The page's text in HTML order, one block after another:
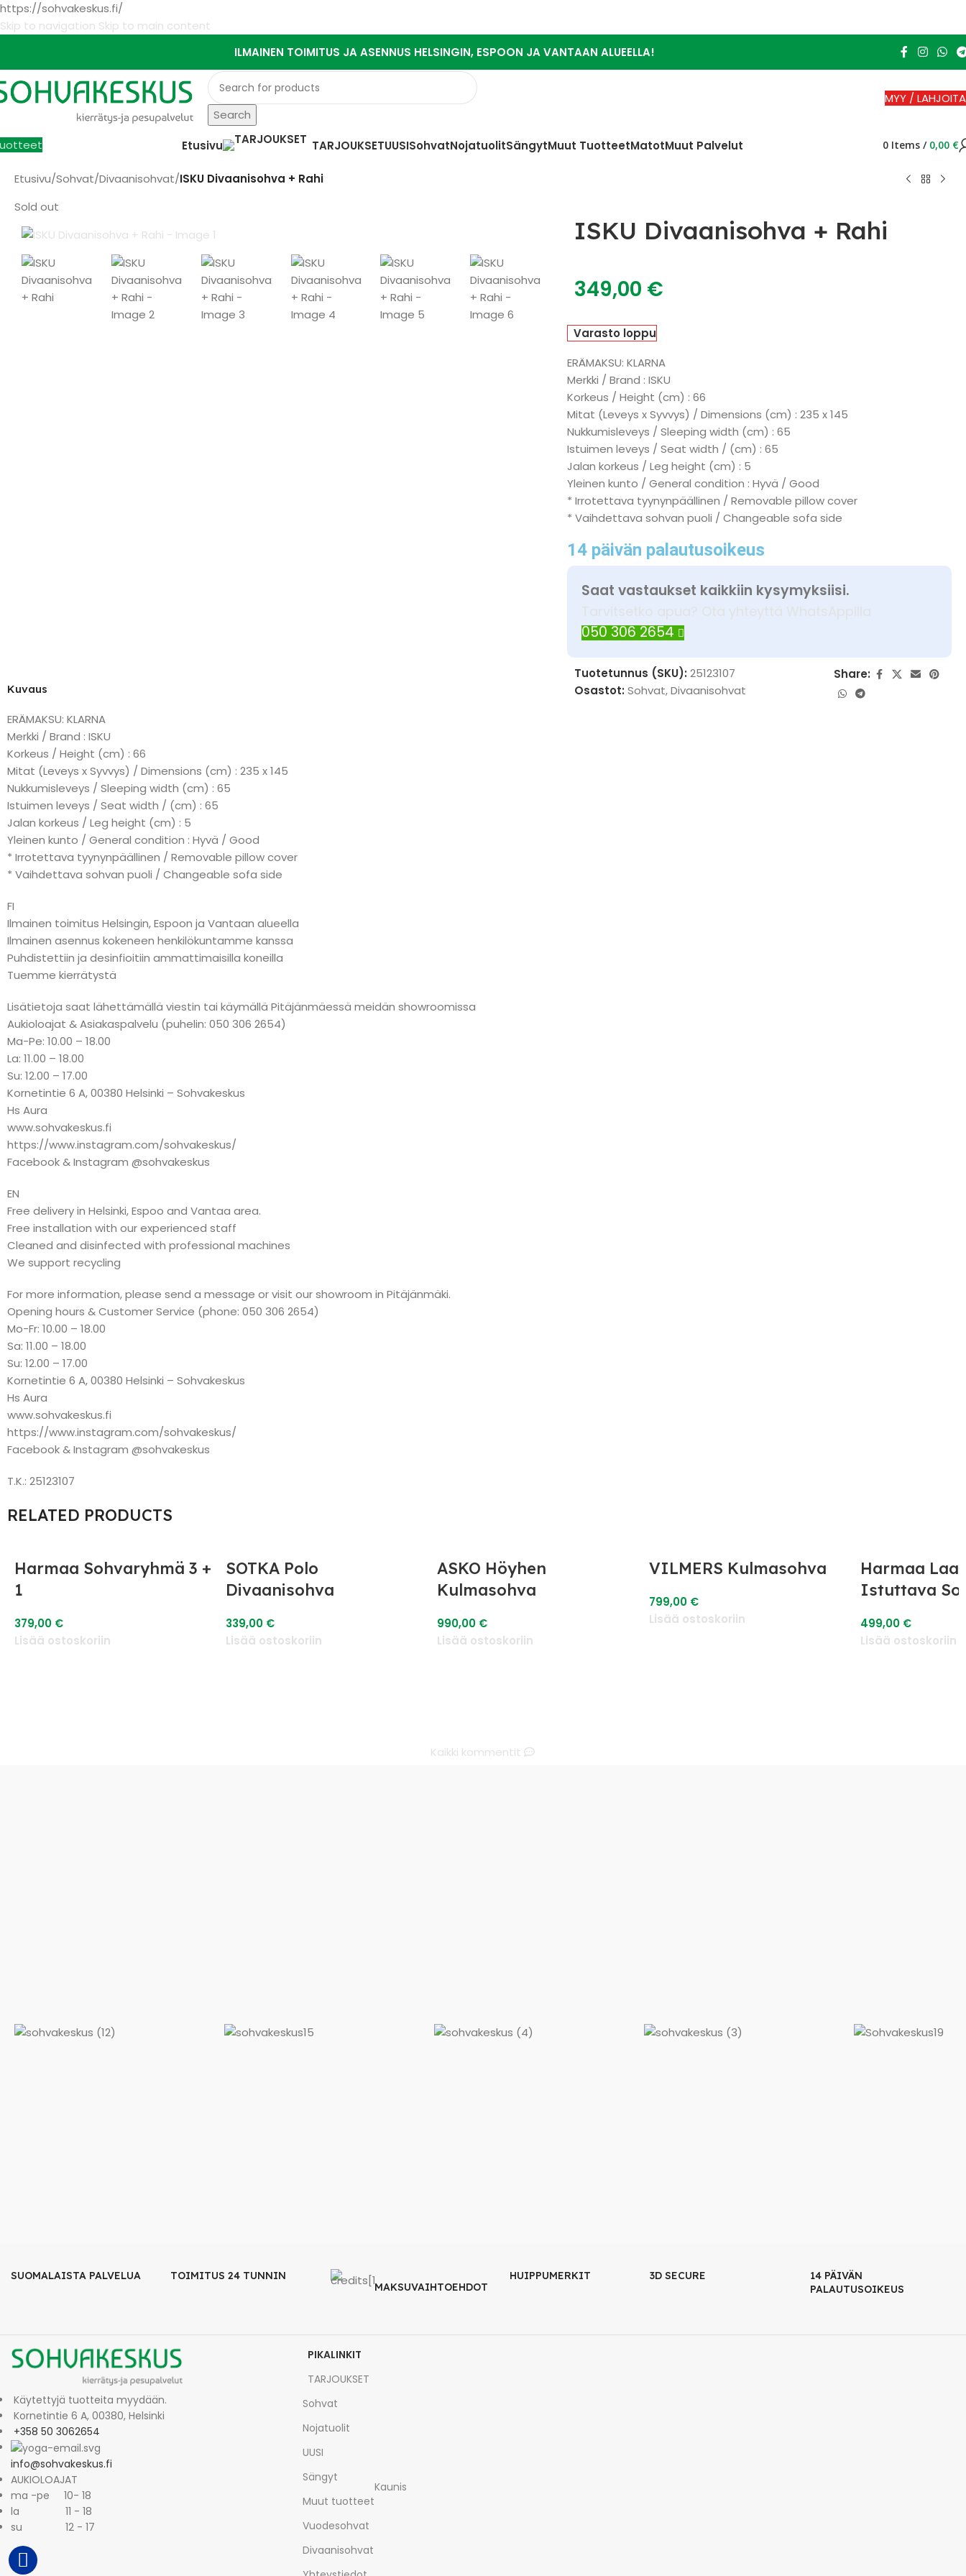
https://sohvakeskus.fi/
Skip to navigation Skip to main content
ILMAINEN TOIMITUS JA ASENNUS HELSINGIN, ESPOON JA VANTAAN ALUEELLA!
Search
MYY / LAHJOITA
Etusivu TARJOUKSETUUSISohvatNojatuolitSängytMuut TuotteetMatotMuut Palvelut 0 Items / 0,00 €
Etusivu/Sohvat/Divaanisohvat/ISKU Divaanisohva + Rahi
Sold out
ISKU Divaanisohva + Rahi
349,00 €
Varasto loppu
ERÄMAKSU: KLARNA
Merkki / Brand : ISKU
Korkeus / Height (cm) : 66
Mitat (Leveys x Syvvys) / Dimensions (cm) : 235 x 145
Nukkumisleveys / Sleeping width (cm) : 65
Istuimen leveys / Seat width / (cm) : 65
Jalan korkeus / Leg height (cm) : 5
Yleinen kunto / General condition : Hyvä / Good
* Irrotettava tyynynpäällinen / Removable pillow cover
* Vaihdettava sohvan puoli / Changeable sofa side
14 päivän palautusoikeus
Saat vastaukset kaikkiin kysymyksiisi.
Tarvitsetko apua? Ota yhteyttä WhatsAppilla
050 306 2654
Tuotetunnus (SKU):25123107
Osastot: Sohvat,Divaanisohvat
Share:
Kuvaus
ERÄMAKSU: KLARNA
Merkki / Brand : ISKU
Korkeus / Height (cm) : 66
Mitat (Leveys x Syvvys) / Dimensions (cm) : 235 x 145
Nukkumisleveys / Sleeping width (cm) : 65
Istuimen leveys / Seat width / (cm) : 65
Jalan korkeus / Leg height (cm) : 5
Yleinen kunto / General condition : Hyvä / Good
* Irrotettava tyynynpäällinen / Removable pillow cover
* Vaihdettava sohvan puoli / Changeable sofa side
FI
Ilmainen toimitus Helsingin, Espoon ja Vantaan alueella
Ilmainen asennus kokeneen henkilökuntamme kanssa
Puhdistettiin ja desinfioitiin ammattimaisilla koneilla
Tuemme kierrätystä
Lisätietoja saat lähettämällä viestin tai käymällä Pitäjänmäessä meidän showroomissa
Aukioloajat & Asiakaspalvelu (puhelin: 050 306 2654)
Ma-Pe: 10.00 – 18.00
La: 11.00 – 18.00
Su: 12.00 – 17.00
Kornetintie 6 A, 00380 Helsinki – Sohvakeskus
Hs Aura
www.sohvakeskus.fi
https://www.instagram.com/sohvakeskus/
Facebook & Instagram @sohvakeskus
EN
Free delivery in Helsinki, Espoo and Vantaa area.
Free installation with our experienced staff
Cleaned and disinfected with professional machines
We support recycling
For more information, please send a message or visit our showroom in Pitäjänmäki.
Opening hours & Customer Service (phone: 050 306 2654)
Mo-Fr: 10.00 – 18.00
Sa: 11.00 – 18.00
Su: 12.00 – 17.00
Kornetintie 6 A, 00380 Helsinki – Sohvakeskus
Hs Aura
www.sohvakeskus.fi
https://www.instagram.com/sohvakeskus/
Facebook & Instagram @sohvakeskus
T.K.: 25123107
RELATED PRODUCTS
Harmaa Sohvaryhmä 3 +
1
379,00 €
Lisää ostoskoriin
SOTKA Polo
Divaanisohva
339,00 €
Lisää ostoskoriin
ASKO Höyhen
Kulmasohva
990,00 €
Lisää ostoskoriin
VILMERS Kulmasohva
799,00 €
Lisää ostoskoriin
Harmaa
Istuttava
499,00 €
Lisää ostoskoriin
Kaikki kommentit
SUOMALAISTA PALVELUA
TOIMITUS 24 TUNNIN
MAKSUVAIHTOEHDOT
HUIPPUMERKIT 3D SECURE
14 PÄIVÄN
PALAUTUSOIKEUS
Käytettyjä tuotteita myydään.
Kornetintie 6 A, 00380, Helsinki
+358 50 3062654
info@sohvakeskus.fi
AUKIOLOAJAT
ma -pe 10- 18
la 11 - 18
su 12 - 17
PIKALINKIT
TARJOUKSET
Sohvat
Nojatuolit
UUSI
Sängyt
Muut tuotteet
Kaunis
Vuodesohvat
Divaanisohvat